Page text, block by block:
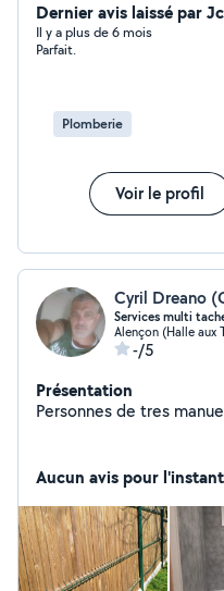
Dernier avis laissé par
Il y a plus de 6 mois
Parfait.
Plomberie
Voir le profil
Cyril Dreano
Services multi
Alençon (Halle aux
-/5
Présentation
Personnes de tres
Aucun avis pour l'instant